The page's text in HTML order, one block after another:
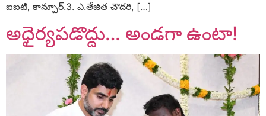
ఐఐటి, కాన్పూర్.3. ఎ.తేజిత చౌదరి, […]
అధైర్యపడొద్దు… అండగా ఉంటా!